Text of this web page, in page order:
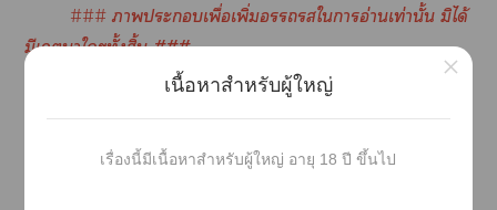
### าะเพื่อเพิ่มใาอ่านเท่านั้น มิได้
มีเาใๆทั้งสิ้น ###
าติดาาน พูดคุยทักากันได้ที่นี่น๊า
เนื้อหาสำหรับผู้ใหญ่
เรื่องนี้มีเนื้อหาสำหรับผู้ใหญ่ อายุ 18 ปี ขึ้นไป
×